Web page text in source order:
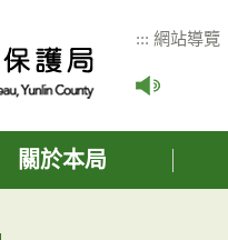
::: 網站導覽
關於本局